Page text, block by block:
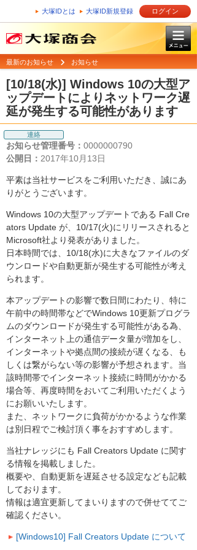
大塚IDとは 大塚ID新規登録 ログイン
最新のお知らせ お知らせ
[10/18(水)] Windows 10の大型ア
ップデートによりネットワーク遅
延が発生する可能性があります
連絡
お知らせ管理番号： 0000000790
公開日： 2017年10月13日
平素は当社サービスをご利用いただき、誠にあ
りがとうございます。
Windows 10の大型アップデートである Fall Cre
ators Update が、10/17(火)にリリースされると
Microsoft社より発表がありました。
日本時間では、10/18(水)に大きなファイルのダ
ウンロードや自動更新が発生する可能性が考え
られます。
本アップデートの影響で数日間にわたり、特に
午前中の時間帯などでWindows 10更新プログラ
ムのダウンロードが発生する可能性がある為、
インターネット上の通信データ量が増加をし、
インターネットや拠点間の接続が遅くなる、も
しくは繋がらない等の影響が予想されます。当
該時間帯でインターネット接続に時間がかかる
場合等、再度時間をおいてご利用いただくよう
にお願いいたします。
また、ネットワークに負荷がかかるような作業
は別日程でご検討頂く事をおすすめします。
当社ナレッジにも Fall Creators Update に関す
る情報を掲載しました。
概要や、自動更新を遅延させる設定なども記載
しております。
情報は適宜更新してまいりますので併せててご
確認ください。
[Windows10] Fall Creators Update について